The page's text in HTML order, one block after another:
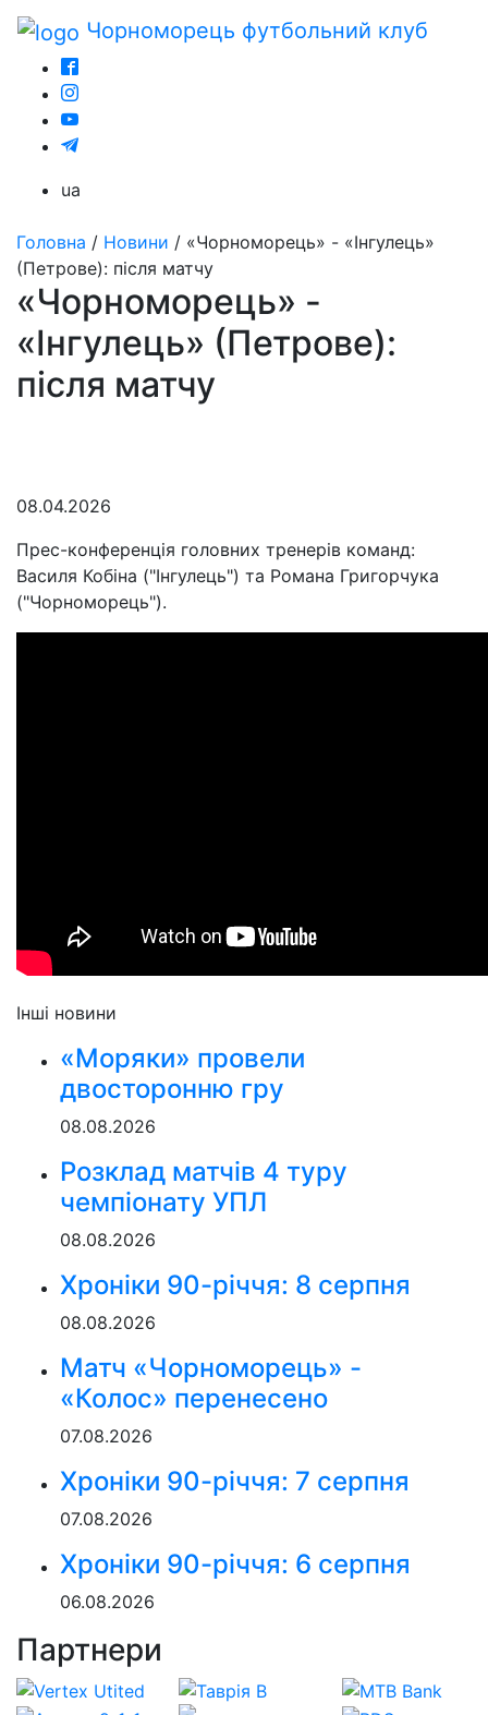
Чорноморець футбольний клуб
ua
Головна / Новини / «Чорноморець» - «Інгулець»
(Петрове): після матчу
«Чорноморець» -
«Інгулець» (Петрове):
після матчу
08.04.2026
Прес-конференція головних тренерів команд:
Василя Кобіна ("Інгулець") та Романа Григорчука
("Чорноморець").
Інші новини
«Моряки» провели
двосторонню гру
08.08.2026
Розклад матчів 4 туру
чемпіонату УПЛ
08.08.2026
Хроніки 90-річчя: 8 серпня
08.08.2026
Матч «Чорноморець» -
«Колос» перенесено
07.08.2026
Хроніки 90-річчя: 7 серпня
07.08.2026
Хроніки 90-річчя: 6 серпня
06.08.2026
Партнери